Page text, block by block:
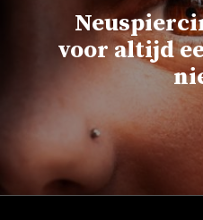
voor altijd